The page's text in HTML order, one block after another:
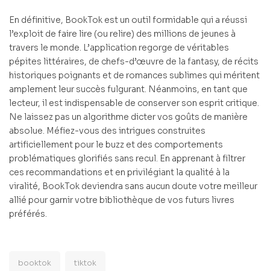
En définitive, BookTok est un outil formidable qui a réussi
l’exploit de faire lire (ou relire) des millions de jeunes à
travers le monde. L’application regorge de véritables
pépites littéraires, de chefs-d’œuvre de la fantasy, de récits
historiques poignants et de romances sublimes qui méritent
amplement leur succès fulgurant. Néanmoins, en tant que
lecteur, il est indispensable de conserver son esprit critique.
Ne laissez pas un algorithme dicter vos goûts de manière
absolue. Méfiez-vous des intrigues construites
artificiellement pour le buzz et des comportements
problématiques glorifiés sans recul. En apprenant à filtrer
ces recommandations et en privilégiant la qualité à la
viralité, BookTok deviendra sans aucun doute votre meilleur
allié pour garnir votre bibliothèque de vos futurs livres
préférés.
booktok tiktok